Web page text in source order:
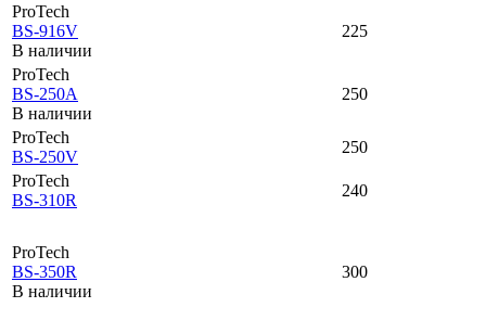
ProTech
BS-916V
В наличии
225
ProTech
BS-250A
В наличии
250
ProTech
BS-250V
250
ProTech
BS-310R
240
ProTech
BS-350R
В наличии
300